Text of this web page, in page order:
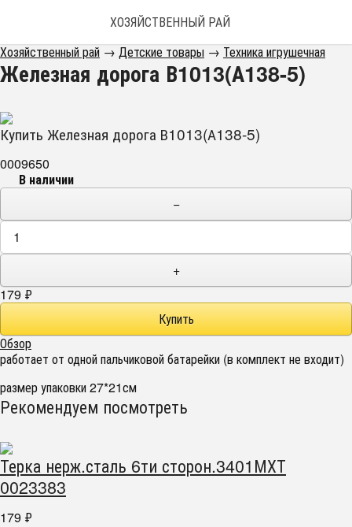
ХОЗЯЙСТВЕННЫЙ РАЙ
Хозяйственный рай → Детские товары → Техника игрушечная
Железная дорога В1013(А138-5)
Купить Железная дорога В1013(А138-5)
0009650
В наличии
−
+
179 ₽
Обзор
работает от одной пальчиковой батарейки (в комплект не входит)
размер упаковки 27*21см
Рекомендуем посмотреть
Терка нерж.сталь 6ти сторон.3401МХТ
0023383
179 ₽